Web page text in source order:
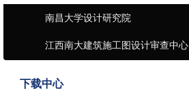
南昌大学设计研究院
江西南大建筑施工图设计审查中心
下载中心